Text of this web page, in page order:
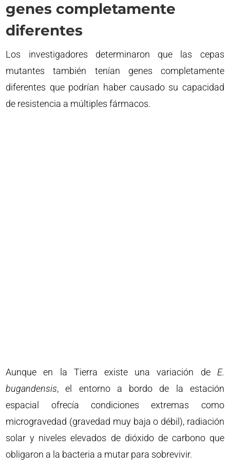
genes completamente
diferentes
Los investigadores determinaron que las cepas
mutantes también tenían genes completamente
diferentes que podrían haber causado su capacidad
de resistencia a múltiples fármacos.
Aunque en la Tierra existe una variación de E.
bugandensis, el entorno a bordo de la estación
espacial ofrecía condiciones extremas como
microgravedad (gravedad muy baja o débil), radiación
solar y niveles elevados de dióxido de carbono que
obligaron a la bacteria a mutar para sobrevivir.